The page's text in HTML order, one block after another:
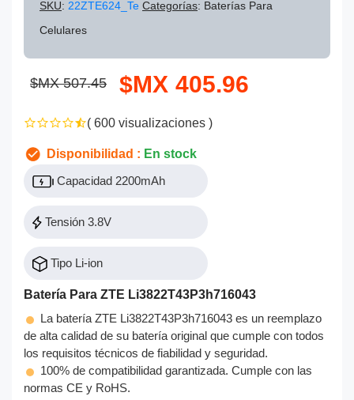
SKU: 22ZTE624_Te Categorías: Baterías Para
Celulares
$MX 507.45 $MX 405.96
( 600 visualizaciones )
Disponibilidad : En stock
Capacidad 2200mAh
Tensión 3.8V
Tipo Li-ion
Batería Para ZTE Li3822T43P3h716043
La batería ZTE Li3822T43P3h716043 es un reemplazo
de alta calidad de su batería original que cumple con todos
los requisitos técnicos de fiabilidad y seguridad.
100% de compatibilidad garantizada. Cumple con las
normas CE y RoHS.